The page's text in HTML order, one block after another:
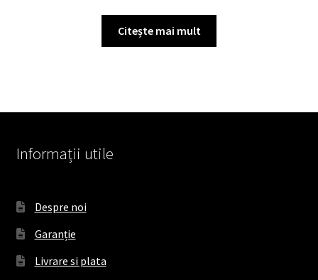
Citește mai mult
Informații utile
Despre noi
Garanție
Livrare si plata